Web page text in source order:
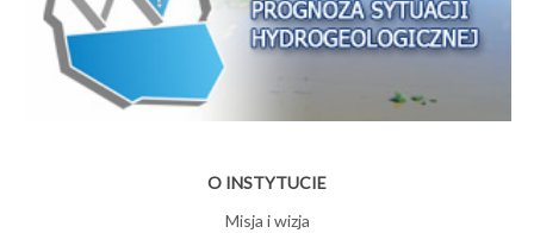
O INSTYTUCIE
Misja i wizja